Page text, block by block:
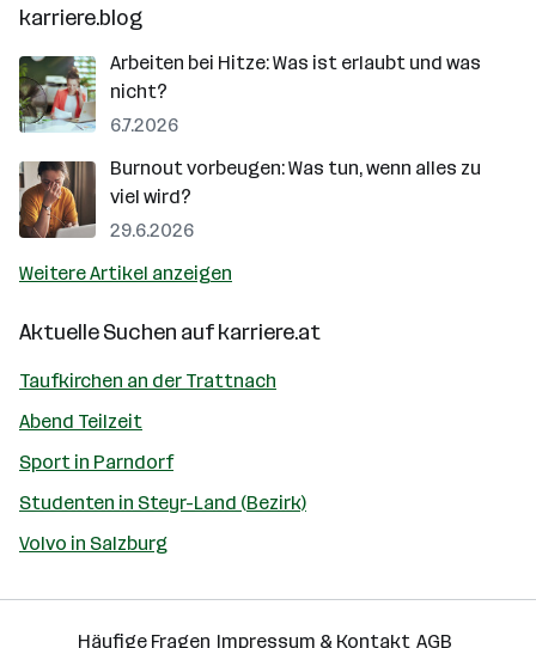
karriere.blog
Arbeiten bei Hitze: Was ist erlaubt und was
nicht?
6.7.2026
Burnout vorbeugen: Was tun, wenn alles zu
viel wird?
29.6.2026
Weitere Artikel anzeigen
Aktuelle Suchen aufkarriere.at
Taufkirchen an der Trattnach
Abend Teilzeit
Sport in Parndorf
Studenten in Steyr-Land (Bezirk)
Volvo in Salzburg
Häufige Fragen Impressum & Kontakt AGB